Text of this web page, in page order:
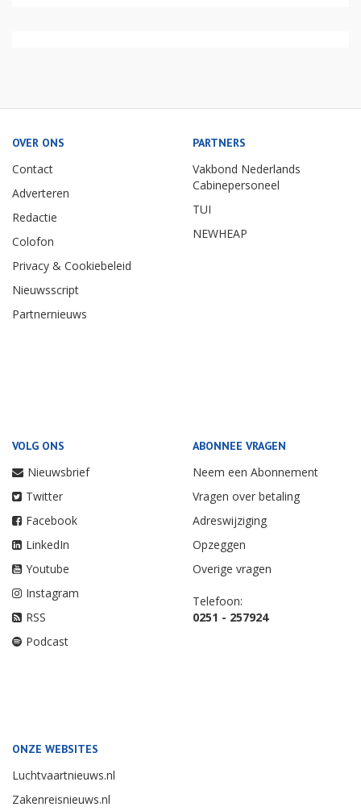
OVER ONS
Contact
Adverteren
Redactie
Colofon
Privacy & Cookiebeleid
Nieuwsscript
Partnernieuws
PARTNERS
Vakbond Nederlands
Cabinepersoneel
TUI
NEWHEAP
VOLG ONS
Nieuwsbrief
Twitter
Facebook
LinkedIn
Youtube
Instagram
RSS
Podcast
ABONNEE VRAGEN
Neem een Abonnement
Vragen over betaling
Adreswijziging
Opzeggen
Overige vragen
Telefoon:
0251 - 257924
ONZE WEBSITES
Luchtvaartnieuws.nl
Zakenreisnieuws.nl